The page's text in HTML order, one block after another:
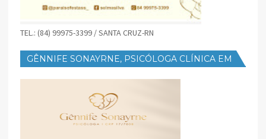
TEL.: (84) 99975-3399 / SANTA CRUZ-RN
GÊNNIFE SONAYRNE, PSICÓLOGA CLÍNICA EM